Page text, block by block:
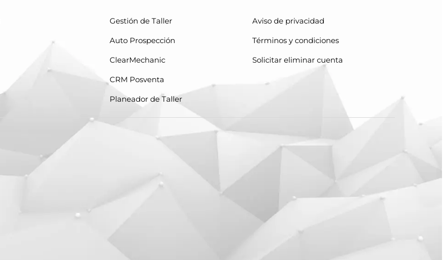
Gestión de Taller
Auto Prospección
ClearMechanic
CRM Posventa
Planeador de Taller
Aviso de privacidad
Términos y condiciones
Solicitar eliminar cuenta